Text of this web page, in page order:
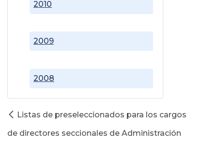
2008
2009
2010
Listas de preseleccionados para los cargos
de directores seccionales de Administración